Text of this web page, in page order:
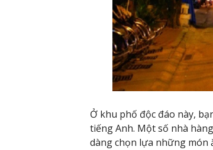
Ở khu phố độc đáo này,
tiếng Anh. Một số nhà
dàng chọn lựa những món